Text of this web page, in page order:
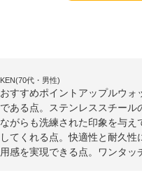
KEN(70代・男性)
おすすめポイントアップルウ
である点。ステンレススチー
ながらも洗練された印象を与
してくれる点。快適性と耐久
用感を実現できる点。ワンタ